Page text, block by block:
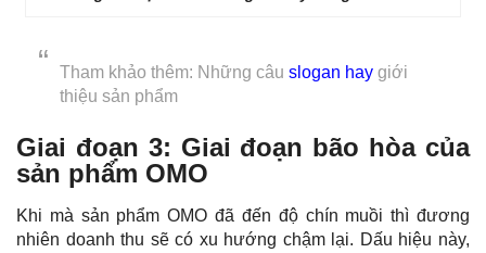
Tham khảo thêm: Những câu slogan hay giới
thiệu sản phẩm
Giai đoạn 3: Giai đoạn bão hòa của
sản phẩm OMO
Khi mà sản phẩm OMO đã đến độ chín muồi thì đương
nhiên doanh thu sẽ có xu hướng chậm lại. Dấu hiệu này,